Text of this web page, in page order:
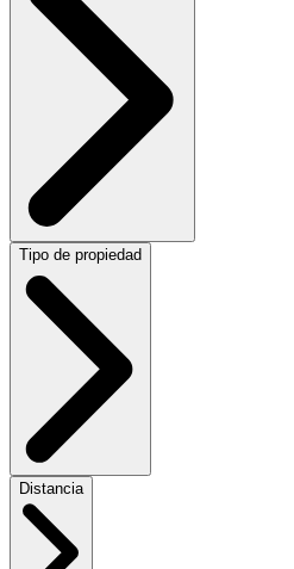
Tipo de propiedad
Distancia